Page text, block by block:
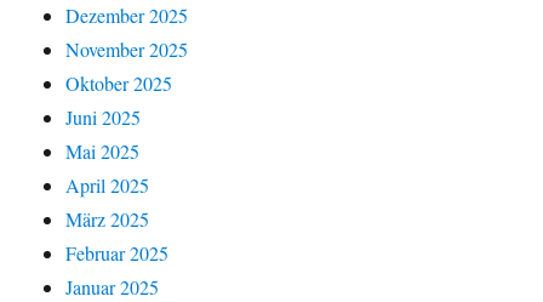
Dezember 2025
November 2025
Oktober 2025
Juni 2025
Mai 2025
April 2025
März 2025
Februar 2025
Januar 2025